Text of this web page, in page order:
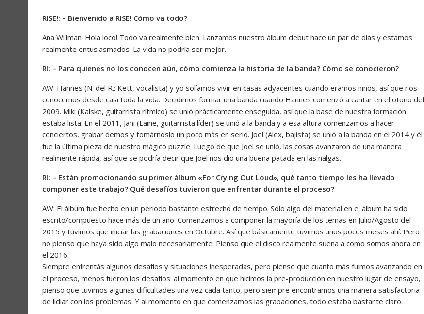
RISE!: – Bienvenido a RISE! Cómo va todo?
Ana Willman: Hola loco! Todo va realmente bien. Lanzamos nuestro álbum debut hace un par de días y estamos
realmente entusiasmados! La vida no podría ser mejor.
R!: – Para quienes no los conocen aún, cómo comienza la historia de la banda? Cómo se conocieron?
AW: Hannes (N. del R.: Kett, vocalista) y yo solíamos vivir en casas adyacentes cuando eramos niños, así que nos
conocemos desde casi toda la vida. Decidimos formar una banda cuando Hannes comenzó a cantar en el otoño del
2009. Miki (Kalske, guitarrista rítmico) se unió prácticamente enseguida, así que la base de nuestra formación
estaba lista. En el 2011, Jani (Laine, guitarrista líder) se unió a la banda y a esa altura comenzamos a hacer
conciertos, grabar demos y tomárnoslo un poco más en serio. Joel (Alex, bajista) se unió a la banda en el 2014 y él
fue la última pieza de nuestro mágico puzzle. Luego de que Joel se unió, las cosas avanzaron de una manera
realmente rápida, así que se podría decir que Joel nos dio una buena patada en las nalgas.
R!: – Están promocionando su primer álbum «For Crying Out Loud», qué tanto tiempo les ha llevado
componer este trabajo? Qué desafíos tuvieron que enfrentar durante el proceso?
AW: El álbum fue hecho en un periodo bastante estrecho de tiempo. Solo algo del material en el álbum ha sido
escrito/compuesto hace más de un año. Comenzamos a componer la mayoría de los temas en Julio/Agosto del
2015 y tuvimos que iniciar las grabaciones en Octubre. Así que básicamente tuvimos unos pocos meses ahí. Pero
no pienso que haya sido algo malo necesariamente. Pienso que el disco realmente suena a como somos ahora en
el 2016.
Siempre enfrentás algunos desafíos y situaciones inesperadas, pero pienso que cuanto más fuimos avanzando en
el proceso, menos fueron los desafíos: al momento en que hicimos la pre-producción en nuestro lugar de ensayo,
pienso que tuvimos algunas dificultades una vez cada tanto, pero siempre encontramos una manera satisfactoria
de lidiar con los problemas. Y al momento en que comenzamos las grabaciones, todo estaba bastante claro.